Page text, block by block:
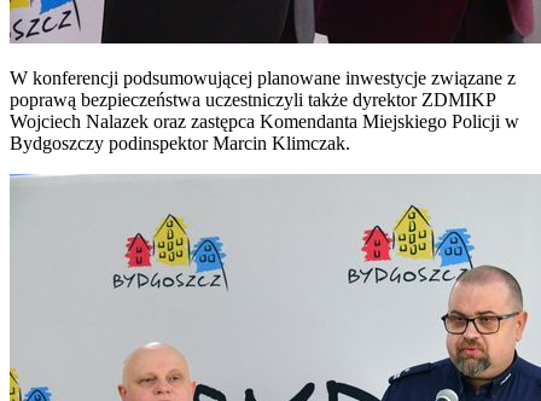
W konferencji podsumowującej planowane inwestycje związane z
poprawą bezpieczeństwa uczestniczyli także dyrektor ZDMIKP
Wojciech Nalazek oraz zastępca Komendanta Miejskiego Policji w
Bydgoszczy podinspektor Marcin Klimczak.